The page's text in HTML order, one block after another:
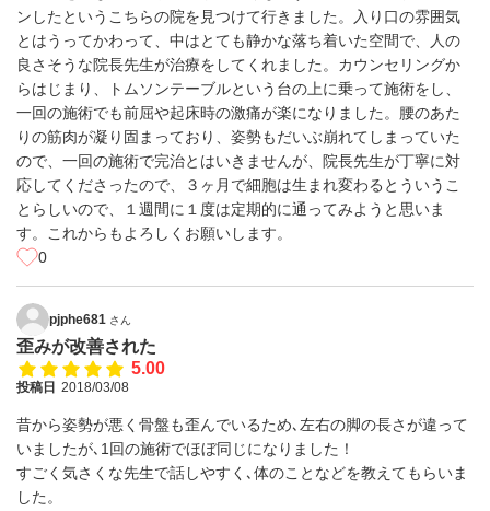
ンしたというこちらの院を見つけて行きました。入り口の雰囲気
とはうってかわって、中はとても静かな落ち着いた空間で、人の
良さそうな院長先生が治療をしてくれました。カウンセリングか
らはじまり、トムソンテーブルという台の上に乗って施術をし、
一回の施術でも前屈や起床時の激痛が楽になりました。腰のあた
りの筋肉が凝り固まっており、姿勢もだいぶ崩れてしまっていた
ので、一回の施術で完治とはいきませんが、院長先生が丁寧に対
応してくださったので、３ヶ月で細胞は生まれ変わるとういうこ
とらしいので、１週間に１度は定期的に通ってみようと思いま
す。これからもよろしくお願いします。
0
pjphe681 さん
歪みが改善された
5.00
投稿日 2018/03/08
昔から姿勢が悪く骨盤も歪んでいるため､左右の脚の長さが違って
いましたが､1回の施術でほぼ同じになりました！
すごく気さくな先生で話しやすく､体のことなどを教えてもらいま
した。